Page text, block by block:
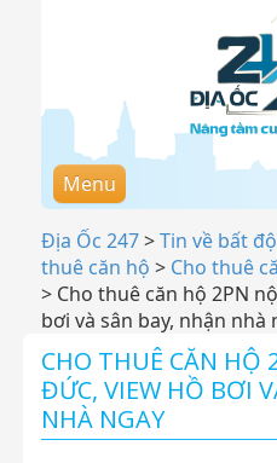
Menu
Địa Ốc 247>Tin về bất
thuê căn hộ > Cho thuê
> Cho thuê căn hộ 2PN
bơi và sân bay, nhận nhà
CHO THUÊ CĂN HỘ
ĐỨC, VIEW HỒ BƠI
NHÀ NGAY